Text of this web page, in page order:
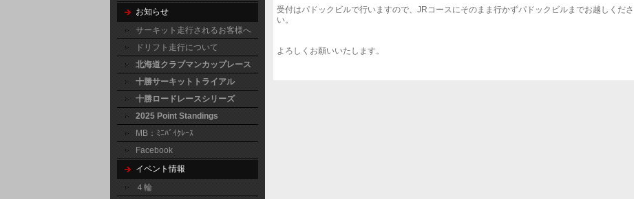
お知らせ
サーキット走行されるお客様へ
ドリフト走行について
北海道クラブマンカップレース
十勝サーキットトライアル
十勝ロードレースシリーズ
2025 Point Standings
MB：ﾐﾆﾊﾞｲｸﾚｰｽ
Facebook
イベント情報
４輪
受付はパドックビルで行いますので、JRコースにそのまま行かずパドックビルまでお越しくださ
い。
よろしくお願いいたします。